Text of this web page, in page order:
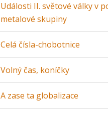
Události II. světové války v
metalové skupiny
Celá čísla-chobotnice
Volný čas, koníčky
A zase ta globalizace